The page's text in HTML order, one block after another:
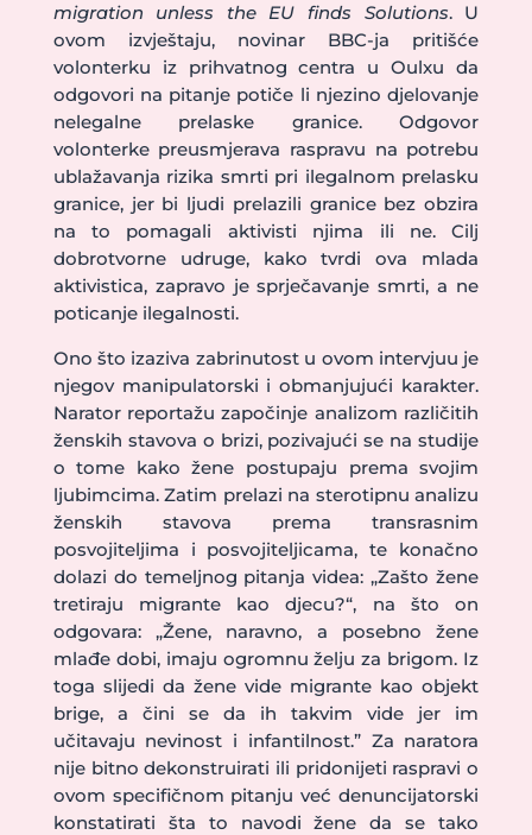
migration unless the EU finds Solutions. U
ovom izvještaju, novinar BBC-ja pritišće
volonterku iz prihvatnog centra u Oulxu da
odgovori na pitanje potiče li njezino djelovanje
nelegalne prelaske granice. Odgovor
volonterke preusmjerava raspravu na potrebu
ublažavanja rizika smrti pri ilegalnom prelasku
granice, jer bi ljudi prelazili granice bez obzira
na to pomagali aktivisti njima ili ne. Cilj
dobrotvorne udruge, kako tvrdi ova mlada
aktivistica, zapravo je sprječavanje smrti, a ne
poticanje ilegalnosti.
Ono što izaziva zabrinutost u ovom intervjuu je
njegov manipulatorski i obmanjujući karakter.
Narator reportažu započinje analizom različitih
ženskih stavova o brizi, pozivajući se na studije
o tome kako žene postupaju prema svojim
ljubimcima. Zatim prelazi na sterotipnu analizu
ženskih stavova prema transrasnim
posvojiteljima i posvojiteljicama, te konačno
dolazi do temeljnog pitanja videa: „Zašto žene
tretiraju migrante kao djecu?“, na što on
odgovara: „Žene, naravno, a posebno žene
mlađe dobi, imaju ogromnu želju za brigom. Iz
toga slijedi da žene vide migrante kao objekt
brige, a čini se da ih takvim vide jer im
učitavaju nevinost i infantilnost.” Za naratora
nije bitno dekonstruirati ili pridonijeti raspravi o
ovom specifičnom pitanju već denuncijatorski
konstatirati šta to navodi žene da se tako